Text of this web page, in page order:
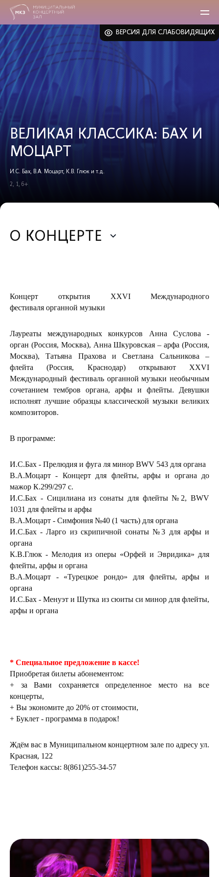
ВЕРСИЯ ДЛЯ СЛАБОВИДЯЩИХ
ВЕЛИКАЯ КЛАССИКА: БАХ И
МОЦАРТ
И.С. Бах, В.А. Моцарт, К.В. Глюк и т.д.
2, 1, 6+
О КОНЦЕРТЕ
Концерт открытия XXVI Международного
фестиваля органной музыки
Лауреаты международных конкурсов Анна Суслова -
орган (Россия, Москва), Анна Шкуровская – арфа (Россия,
Москва), Татьяна Прахова и Светлана Сальникова –
флейта (Россия, Краснодар) открывают XXVI
Международный фестиваль органной музыки необычным
сочетанием тембров органа, арфы и флейты. Девушки
исполнят лучшие образцы классической музыки великих
композиторов.
В программе:
И.С.Бах - Прелюдия и фуга ля минор BWV 543 для органа
В.А.Моцарт - Концерт для флейты, арфы и органа до
мажор К.299/297 с.
И.С.Бах - Сицилиана из сонаты для флейты №2, BWV
1031 для флейты и арфы
В.А.Моцарт - Симфония №40 (1 часть) для органа
И.С.Бах - Ларго из скрипичной сонаты №3 для арфы и
органа
К.В.Глюк - Мелодия из оперы «Орфей и Эвридика» для
флейты, арфы и органа
В.А.Моцарт - «Турецкое рондо» для флейты, арфы и
органа
И.С.Бах - Менуэт и Шутка из сюиты си минор для флейты,
арфы и органа
* Специальное предложение в кассе!
Приобретая билеты абонементом:
+ за Вами сохраняется определенное место на все
концерты,
+ Вы экономите до 20% от стоимости,
+ Буклет - программа в подарок!
Ждём вас в Муниципальном концертном зале по адресу ул.
Красная, 122
Телефон кассы: 8(861)255-34-57